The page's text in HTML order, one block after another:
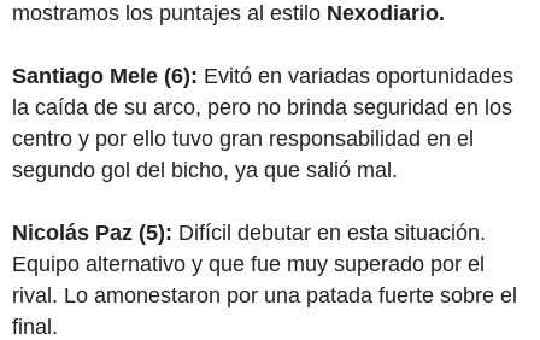
mostramos los puntajes al estilo Nexodiario.
Santiago Mele (6): Evitó en variadas oportunidades
la caída de su arco, pero no brinda seguridad en los
centro y por ello tuvo gran responsabilidad en el
segundo gol del bicho, ya que salió mal.
Nicolás Paz (5): Difícil debutar en esta situación.
Equipo alternativo y que fue muy superado por el
rival. Lo amonestaron por una patada fuerte sobre el
final.